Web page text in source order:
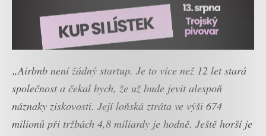
„Airbnb není žádný startup. Je to více než 12 let stará
společnost a čekal bych, že už bude jevit alespoň
náznaky ziskovosti. Její loňská ztráta ve výši 674
milionů při tržbách 4,8 miliardy je hodně. Ještě horší je